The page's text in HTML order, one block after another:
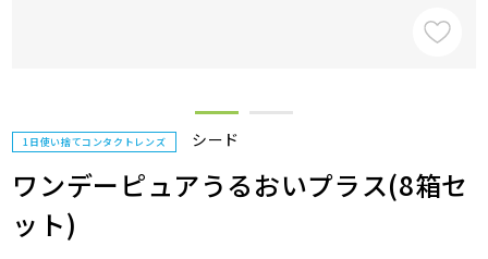
1日使い捨てコンタクトレンズ シード
ワンデーピュアうるおいプラス(8箱セ
ット)